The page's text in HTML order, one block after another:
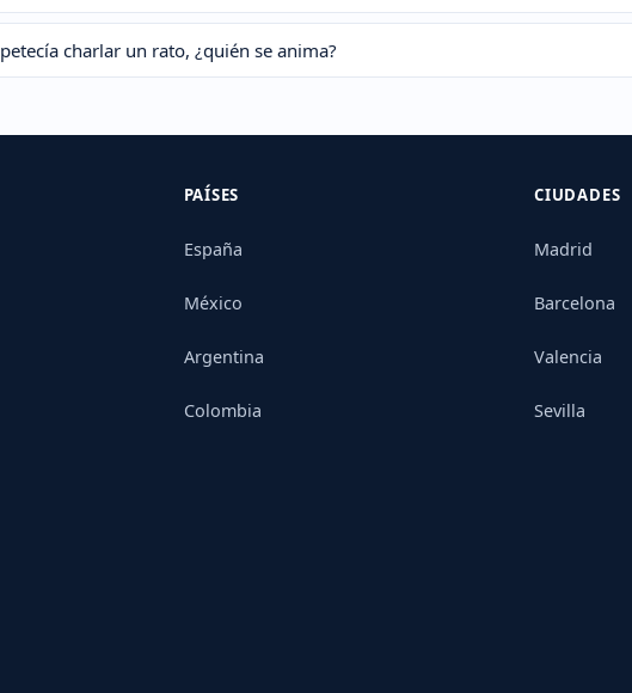
charlar un rato, ¿quién se anima?
PAÍSES
España
México
Argentina
Colombia
CIUDADES
Madrid
Barcelona
Valencia
Sevilla